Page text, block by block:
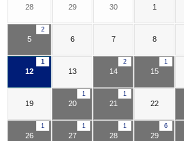
28 29 30 1
2
5 6 7 8
1
12 13
2
14
1
15
19
1
20
1
21 22
1
26
1
27
1
28
6
29